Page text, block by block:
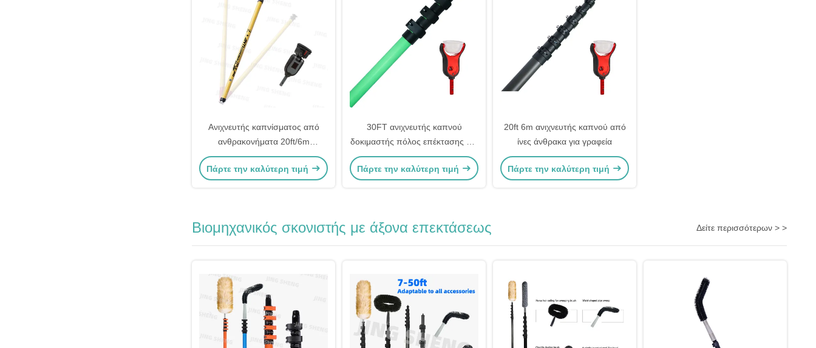
Ανιχνευτής καπνίσματος από
ανθρακονήματα 20ft/6m
Επεκτάσιμος ανιχνευτής καπνού
Πάρτε την καλύτερη τιμή
30FT ανιχνευτής καπνού
δοκιμαστής πόλος επέκτασης 9m
ανθρακούχων ινών πύραυλος
συναγερμού καπνού
Πάρτε την καλύτερη τιμή
20ft 6m ανιχνευτής καπνού από
ίνες άνθρακα για γραφεία
Πάρτε την καλύτερη τιμή
Βιομηχανικός σκονιστής με άξονα επεκτάσεως Δείτε περισσότερων > >